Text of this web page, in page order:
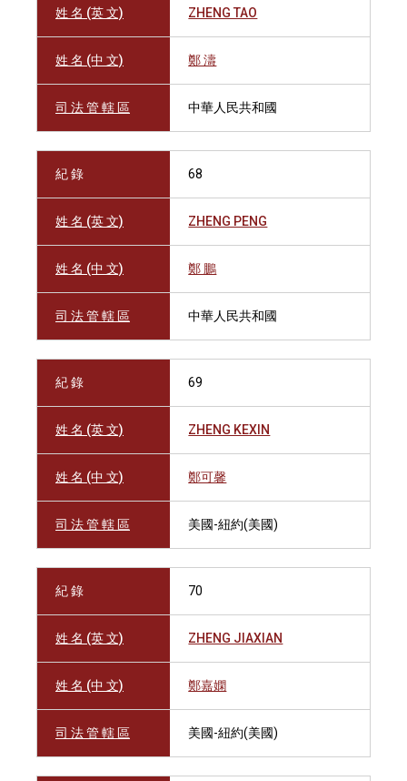
姓 名 (英 文) ZHENG TAO
姓 名 (中 文) 鄭 濤
司 法 管 轄 區 中華人民共和國
紀 錄 68
姓 名 (英 文) ZHENG PENG
姓 名 (中 文) 鄭 鵬
司 法 管 轄 區 中華人民共和國
紀 錄 69
姓 名 (英 文) ZHENG KEXIN
姓 名 (中 文) 鄭可馨
司 法 管 轄 區 美國-紐約(美國)
紀 錄 70
姓 名 (英 文) ZHENG JIAXIAN
姓 名 (中 文) 鄭嘉嫻
司 法 管 轄 區 美國-紐約(美國)